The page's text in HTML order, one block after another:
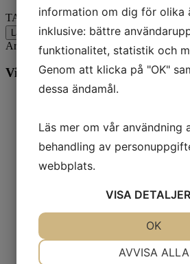
TAB WASHER mängd
Lägg till i varukorg
Artikelnr:34817 Kategorier:Båt,Mercury
Vill du veta mer? Ring oss:
information om dig för olika
inklusive: bättre
funktionalitet, statistik och
Genom att klicka på "OK"
dessa ändamål.
Läs mer om vår användning
behandling av
webbplats.
VISA DETALJER
AVVISA ALLA
OK